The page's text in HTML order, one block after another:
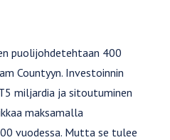
puolijohdetehtaan 400
Countyyn. Investoinnin
miljardia ja sitoutuminen
maksamalla
vuodessa. Mutta se tulee